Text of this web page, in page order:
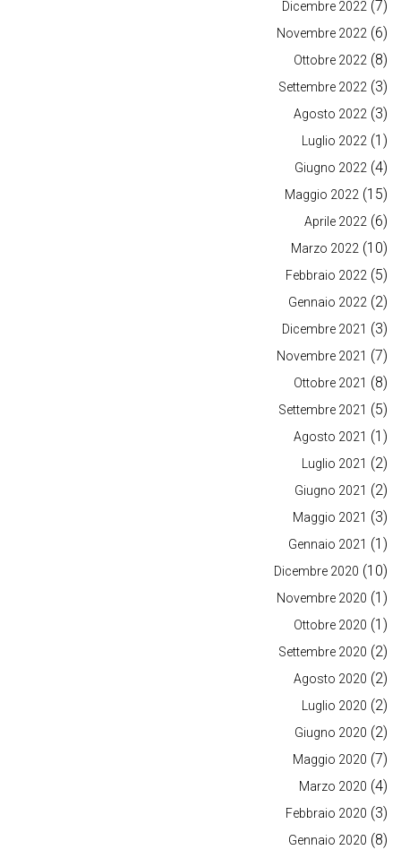
Dicembre 2022 (7)
Novembre 2022 (6)
Ottobre 2022 (8)
Settembre 2022 (3)
Agosto 2022 (3)
Luglio 2022 (1)
Giugno 2022 (4)
Maggio 2022 (15)
Aprile 2022 (6)
Marzo 2022 (10)
Febbraio 2022 (5)
Gennaio 2022 (2)
Dicembre 2021 (3)
Novembre 2021 (7)
Ottobre 2021 (8)
Settembre 2021 (5)
Agosto 2021 (1)
Luglio 2021 (2)
Giugno 2021 (2)
Maggio 2021 (3)
Gennaio 2021 (1)
Dicembre 2020 (10)
Novembre 2020 (1)
Ottobre 2020 (1)
Settembre 2020 (2)
Agosto 2020 (2)
Luglio 2020 (2)
Giugno 2020 (2)
Maggio 2020 (7)
Marzo 2020 (4)
Febbraio 2020 (3)
Gennaio 2020 (8)